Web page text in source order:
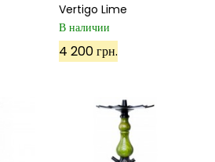
Vertigo Lime
В наличии
4 200 грн.